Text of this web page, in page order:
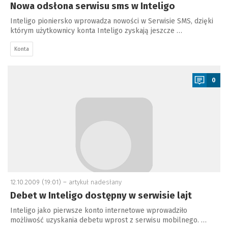
Nowa odsłona serwisu sms w Inteligo
Inteligo pioniersko wprowadza nowości w Serwisie SMS, dzięki
którym użytkownicy konta Inteligo zyskają jeszcze …
Konta
0
12.10.2009 (19:01) – artykuł nadesłany
Debet w Inteligo dostępny w serwisie lajt
Inteligo jako pierwsze konto internetowe wprowadziło
możliwość uzyskania debetu wprost z serwisu mobilnego. …